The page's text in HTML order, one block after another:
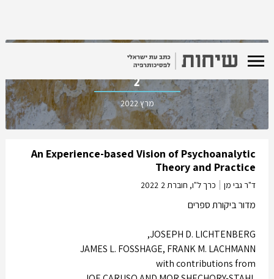
כרך ל"ו, חוברת
2
מרץ 2022
An Experience-based Vision of Psychoanalytic
Theory and Practice
ד"ר גבי מן כרך ל"ו, חוברת 2 2022
מדור ביקורת ספרים
JOSEPH D. LICHTENBERG,
JAMES L. FOSSHAGE, FRANK M. LACHMANN
with contributions from